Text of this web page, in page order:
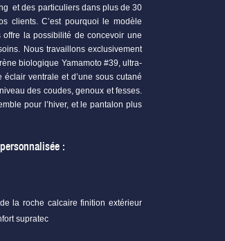
et des particuliers dans plus de 30
clients. C’est pourquoi le modèle
la possibilité de concevoir une
Nous travaillons exclusivement
biologique Yamamoto #39, ultra-
ventrale et d’une sous cutané
des coudes, genoux et fesses.
pour l’hiver, et le pantalon plus
:
la roche calcaire finition extérieur
supratec